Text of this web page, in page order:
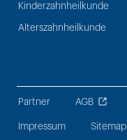
Kinderzahnheilkunde
Alterszahnheilkunde
Partner AGB
Impressum Sitemap